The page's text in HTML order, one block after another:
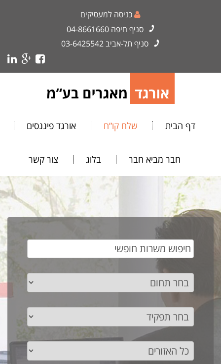
כניסה למעסיקים
סניף חיפה 04-8661660
סניף תל-אביב03-6425542
דף הבית שלח קו”ח אורגד פיננסים
חבר מביא חבר בלוג צור קשר